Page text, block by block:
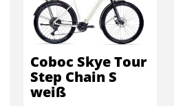
Coboc Skye Tour
Step Chain S
weiß